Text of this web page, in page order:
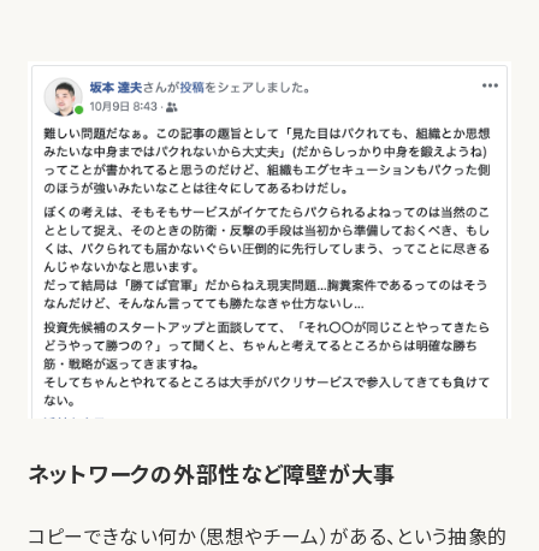
ネットワークの外部性など障壁が大事
コピーできない何か（思想やチーム）がある、という抽象的